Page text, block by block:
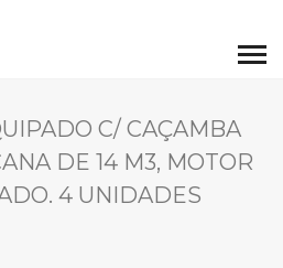
C/ CAÇAMBA
DE 14 M3, MOTOR
4 UNIDADES